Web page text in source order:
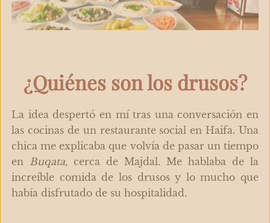
¿Quiénes son los drusos?
La idea despertó en mí tras una conversación en
las cocinas de un restaurante social en Haifa. Una
chica me explicaba que volvía de pasar un tiempo
en
Buqata, cerca de Majdal. Me hablaba de la
increíble comida de los drusos y lo mucho que
había disfrutado de su hospitalidad.